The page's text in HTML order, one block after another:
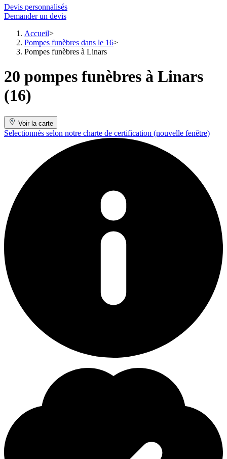
Devis personnalisés
Demander un devis
Accueil
Pompes funèbres dans le 16
Pompes funèbres à Linars
20 pompes funèbres à Linars
(16)
Voir la carte
Selectionnés selon notre charte de certification (nouvelle fenêtre)